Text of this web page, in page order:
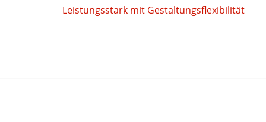
Leistungsstark mit Gestaltungsflexibilität